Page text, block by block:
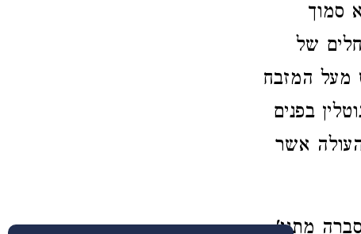
סמוך
של
מעל המזבח
בפנים
אשר